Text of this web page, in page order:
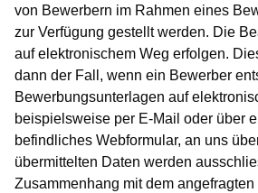
von Bewerbern im Rahmen eines
zur Verfügung gestellt werden. Die
auf elektronischem Weg erfolgen.
dann der Fall, wenn ein Bewerber
Bewerbungsunterlagen auf
beispielsweise per E-Mail oder über
befindliches Webformular, an uns
übermittelten Daten werden
Zusammenhang mit dem